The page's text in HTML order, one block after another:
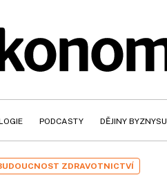
PODCASTY DĚJINY BYZNYSU
ZDRAVOTNICTVÍ